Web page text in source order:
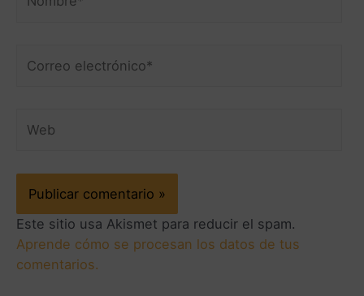
Este sitio usa Akismet para reducir el spam.
Aprende cómo se procesan los datos de tus
comentarios.